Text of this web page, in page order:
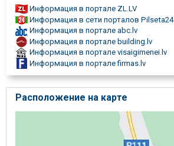
Информация в портале ZL.LV
Информация в сети порталов Pilseta24
Информация в портале abc.lv
Информация в портале building.lv
Информация в портале visaigimenei.lv
Информация в портале firmas.lv
Расположение на карте